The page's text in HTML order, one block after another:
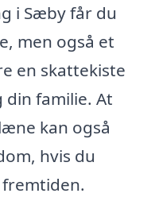
i Sæby får du
men også et
en skattekiste
familie. At
kan også
hvis du